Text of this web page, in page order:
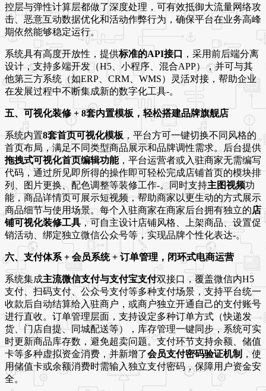
控层与弹性计算层都做了深度处理，可有效抵御大流量网络攻
击、恶意互动数据优化和活动作弊行为，确保平台在业务高峰
期依然能够稳定运行。
系统具有高度开放性，提供标准的API接口
，采用前后端分离
设计，支持多端开发（H5、小程序、混合APP），并可与其
他第三方系统（如ERP、CRM、WMS）灵活对接，帮助企业
在发展过程中不断集成新的数字化工具-。
五、可视化装修 + 8套内置模板，轻松搭建品牌旗舰店
系统内置8套首页可视化模板，平台方可一键切换不同风格的
首页布局，满足不同类型商品展示和品牌调性需求。后台提供
拖拽式可视化首页编辑功能，平台运营者或入驻商家无需编写
代码，通过所见即所得的操作即可轻松完成店铺首页的模块排
列、图片更换、配色调整等装修工作-。同时支持主图视频功
能，商品详情页可展示短视频，帮助商家以更生动的方式展示
商品细节与使用场景。每个入驻商家在商家后台拥有独立的店
铺可视化装修工具，可自主设计店铺风格、上架商品、设置促
销活动、绑定独立微信公众号等，实现品牌个性化表达-。
六、支付体系 + 会员系统 + 订单管理，闭环式电商运营
系统集成主流微信支付与支付宝支付双接口，覆盖微信内H5
支付、扫码支付、公众号支付等多种支付场景，支持平台统一
收款后自动结算给入驻商户，或商户独立开通自己的支付账号
进行直收。订单管理层面，支持设定多种订单方式（快递发
货、门店自提、同城配送等），库存管理一键同步，系统可实
时更新商品库存数，避免超卖问题。支付环节支持余额、储值
卡等多种虚拟资金消费，并新增了会员支付密码验证机制，使
用储值卡或余额消费时需输入独立支付密码，保障用户资金安
全。